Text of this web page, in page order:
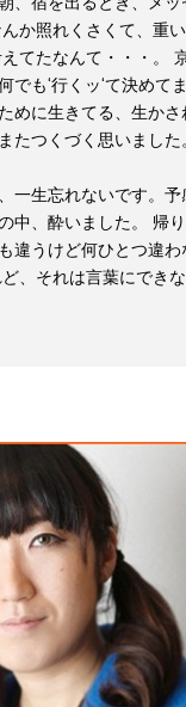
か照れくさくて、重
てたなんて・・・。
も‘行くッ‘て決めて
めに生きてる、生か
たつくづく思いまし
一生忘れないです。
中、酔いました。 帰
違うけど何ひとつ違
、それは言葉にでき